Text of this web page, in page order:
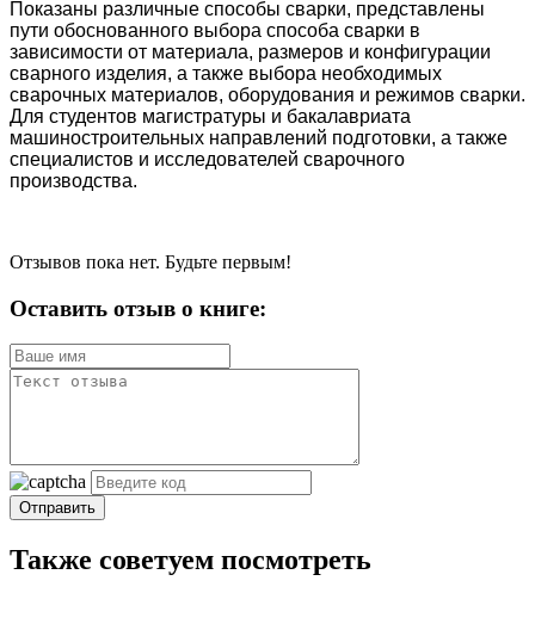
Показаны различные способы сварки, представлены
пути обоснованного выбора способа сварки в
зависимости от материала, размеров и конфигурации
сварного изделия, а также выбора необходимых
сварочных материалов, оборудования и режимов сварки.
Для студентов магистратуры и бакалавриата
машиностроительных направлений подготовки, а также
специалистов и исследователей сварочного
производства.
Отзывов пока нет. Будьте первым!
Оставить отзыв о книге:
Отправить
Также советуем посмотреть